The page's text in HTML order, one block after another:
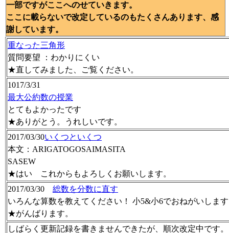
一部ですがここへのせていきます。
ここに載らないで改定しているのもたくさんあります、感
謝しています。
重なった三角形
質問要望 ：わかりにくい
★直してみました、ご覧ください。
1017/3/31
最大公約数の授業
とてもよかったです
★ありがとう。うれしいです。
2017/03/30いくつといくつ
本文：ARIGATOGOSAIMASITA
SASEW
★はい これからもよろしくお願いします。
2017/03/30 総数を分数に直す
いろんな算数を教えてください！ 小5&小6でおねがいしま
★がんばります。
しばらく更新記録を書きませんできたが、順次改定中です。